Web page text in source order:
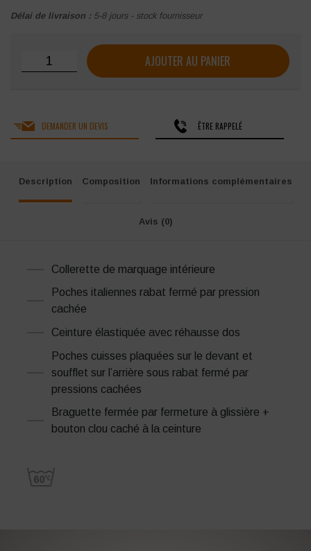
Délai de livraison : 5-8 jours - stock fournisseur
quantité de Pantalon ATEX 320 CEPOVETT GORELI
AJOUTER AU PANIER
DEMANDER UN DEVIS ÊTRE RAPPELÉ
Description Composition Informations complémentaires
Avis (0)
Collerette de marquage intérieure
Poches italiennes rabat fermé par pression
cachée
Ceinture élastiquée avec réhausse dos
Poches cuisses plaquées sur le devant et
soufflet sur l’arrière sous rabat fermé par
pressions cachées
Braguette fermée par fermeture à glissière +
bouton clou caché à la ceinture